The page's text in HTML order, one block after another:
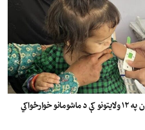
ملګري ملتونه: د افغانستان په ۱۲ ولایتونو کې د ماشومانو خوارځواکي